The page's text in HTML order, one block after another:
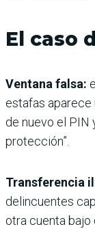
El caso
Ventana falsa:
estafas aparece
de nuevo el PIN
protección”.
Transferencia
delincuentes
otra cuenta bajo